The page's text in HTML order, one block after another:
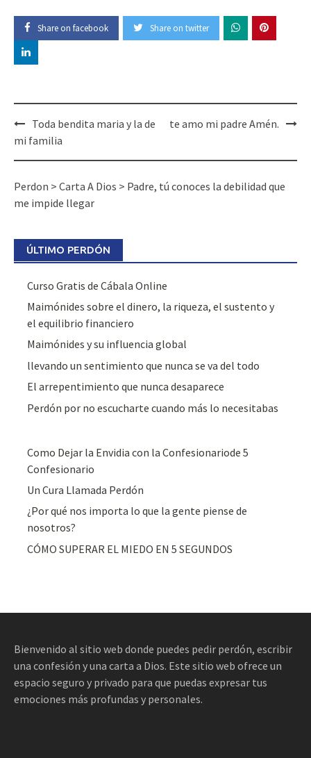
Share on facebook Share on twitter
Toda bendita maria y la de
mi familia
te amo mi padre Amén.
Perdon > Carta A Dios > Padre, tú conoces la debilidad que
me impide llegar
ÚLTIMO PERDÓN
Curso Gratis de Cábala Online
Maimónides sobre el dinero, la riqueza, el sustento y
el equilibrio financiero
Maimónides y su influencia global
llevando un sentimiento que nunca se va del todo
El arrepentimiento que nunca desaparece
Perdón por no escucharte cuando más lo necesitabas
Como Dejar la Envidia con la Confesionariode 5
Confesionario
Un Cura Llamada Perdón
¿Por qué nos importa lo que la gente piense de
nosotros?
CÓMO SUPERAR EL MIEDO EN 5 SEGUNDOS
Bienvenido al sitio web donde puedes pedir perdón, escribir
una confesión y una carta a Dios. Este sitio web ofrece un
espacio seguro y privado para que puedas expresar tus
emociones más profundas y personales.